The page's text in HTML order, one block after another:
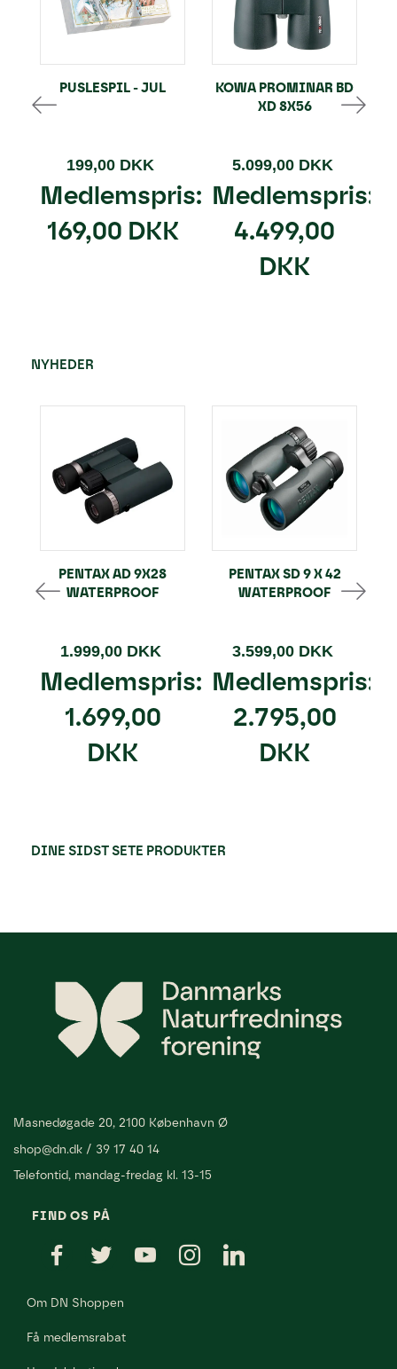
PUSLESPIL - JUL
199,00 DKK
Medlemspris:
169,00 DKK
KOWA PROMINAR BD
XD 8X56
5.099,00 DKK
Medlemspris:
4.499,00
DKK
NYHEDER
PENTAX AD 9X28
WATERPROOF
1.999,00 DKK
Medlemspris:
1.699,00
DKK
PENTAX SD 9 X 42
WATERPROOF
3.599,00 DKK
Medlemspris:
2.795,00
DKK
DINE SIDST SETE PRODUKTER
Masnedøgade 20, 2100 København Ø
shop@dn.dk / 39 17 40 14
Telefontid, mandag-fredag kl. 13-15
FIND OS PÅ
Om DN Shoppen
Få medlemsrabat